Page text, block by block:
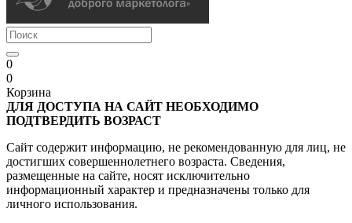
0
0
Корзина
ДЛЯ ДОСТУПА НА САЙТ НЕОБХОДИМО
ПОДТВЕРДИТЬ ВОЗРАСТ
Сайт содержит информацию, не рекомендованную для лиц, не
достигших совершеннолетнего возраста. Сведения,
размещенные на сайте, носят исключительно
информационный характер и предназначены только для
личного использования.